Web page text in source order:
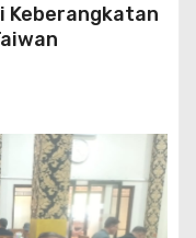
Keberangkatan